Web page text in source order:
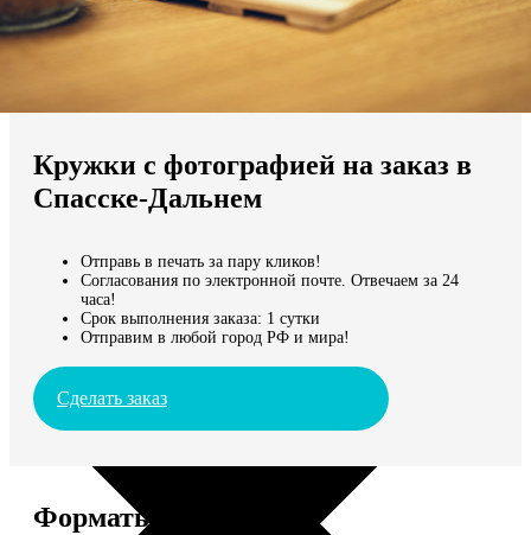
Мы доставляем по всему миру
Продолжить без города
Кружки с фотографией на заказ в
Спасске-Дальнем
Отправь в печать за пару кликов!
Согласования по электронной почте. Отвечаем за 24
часа!
Срок выполнения заказа: 1 сутки
Отправим в любой город РФ и мира!
Сделать заказ
Форматы и цены